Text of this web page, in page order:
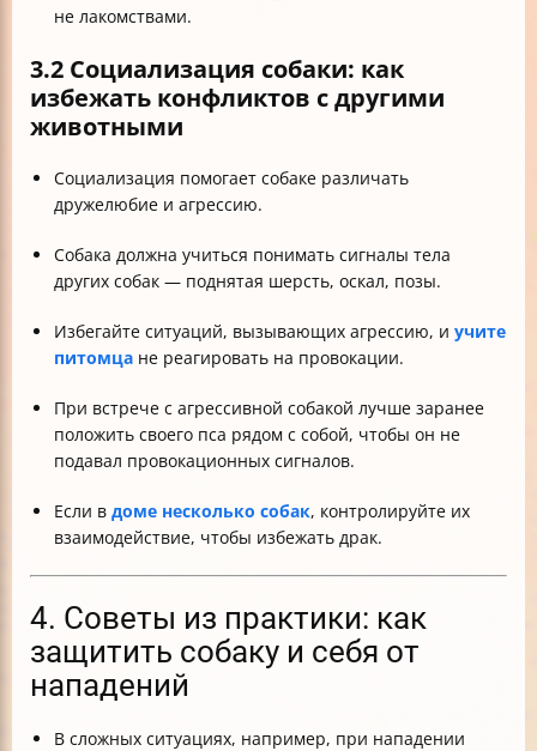
не лакомствами.
3.2 Социализация собаки: как
избежать конфликтов с другими
животными
Социализация помогает собаке различать
дружелюбие и агрессию.
Собака должна учиться понимать сигналы тела
других собак — поднятая шерсть, оскал, позы.
Избегайте ситуаций, вызывающих агрессию, и учите
питомца не реагировать на провокации.
При встрече с агрессивной собакой лучше заранее
положить своего пса рядом с собой, чтобы он не
подавал провокационных сигналов.
Если в доме несколько собак, контролируйте их
взаимодействие, чтобы избежать драк.
4. Советы из практики: как
защитить собаку и себя от
нападений
В сложных ситуациях, например, при нападении